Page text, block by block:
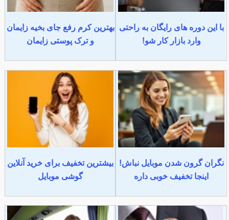
با این دوره های رایگان به راحتی
وارد بازار کار شو!
بهترین کرم رفع جای بخیه زایمان
و ترک پوستی زایمان
نگران گرون شدن موبایل نباش!
اینجا تخفیف خوبی داره
بیشترین تخفیف برای خرید آنلاین
گوشی موبایل